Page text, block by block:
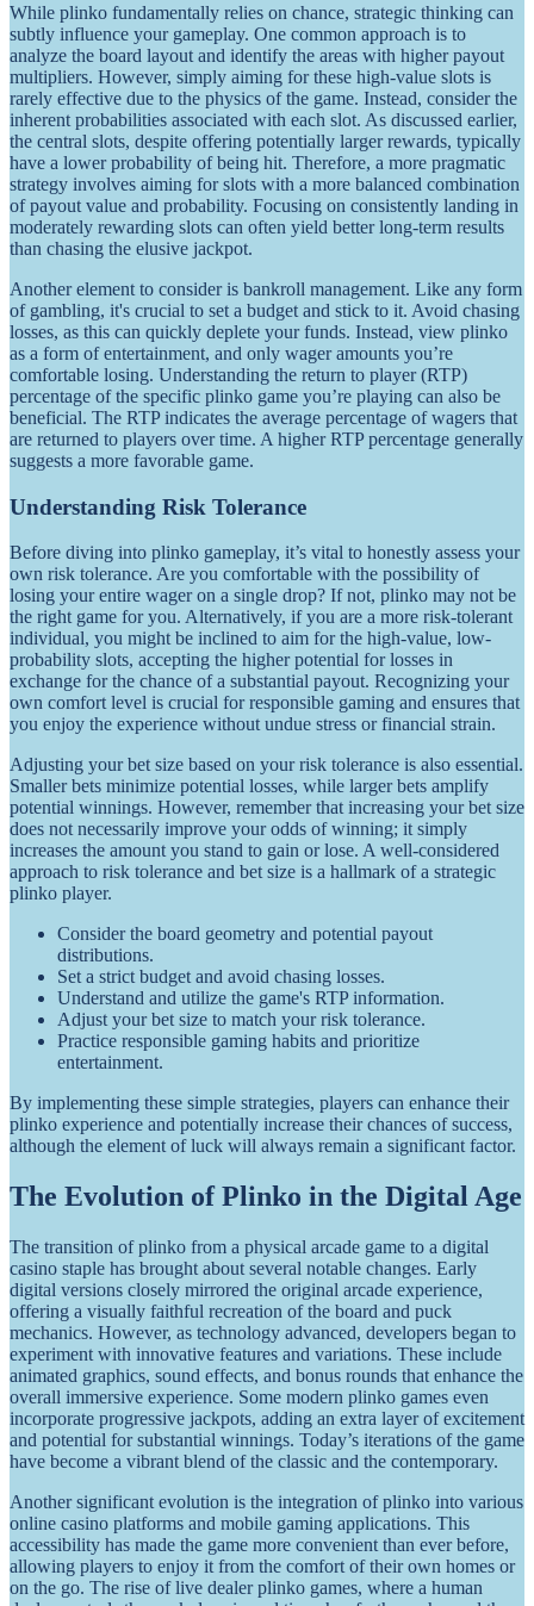
While plinko fundamentally relies on chance, strategic thinking can
subtly influence your gameplay. One common approach is to
analyze the board layout and identify the areas with higher payout
multipliers. However, simply aiming for these high-value slots is
rarely effective due to the physics of the game. Instead, consider the
inherent probabilities associated with each slot. As discussed earlier,
the central slots, despite offering potentially larger rewards, typically
have a lower probability of being hit. Therefore, a more pragmatic
strategy involves aiming for slots with a more balanced combination
of payout value and probability. Focusing on consistently landing in
moderately rewarding slots can often yield better long-term results
than chasing the elusive jackpot.
Another element to consider is bankroll management. Like any form
of gambling, it's crucial to set a budget and stick to it. Avoid chasing
losses, as this can quickly deplete your funds. Instead, view plinko
as a form of entertainment, and only wager amounts you’re
comfortable losing. Understanding the return to player (RTP)
percentage of the specific plinko game you’re playing can also be
beneficial. The RTP indicates the average percentage of wagers that
are returned to players over time. A higher RTP percentage generally
suggests a more favorable game.
Understanding Risk Tolerance
Before diving into plinko gameplay, it’s vital to honestly assess your
own risk tolerance. Are you comfortable with the possibility of
losing your entire wager on a single drop? If not, plinko may not be
the right game for you. Alternatively, if you are a more risk-tolerant
individual, you might be inclined to aim for the high-value, low-
probability slots, accepting the higher potential for losses in
exchange for the chance of a substantial payout. Recognizing your
own comfort level is crucial for responsible gaming and ensures that
you enjoy the experience without undue stress or financial strain.
Adjusting your bet size based on your risk tolerance is also essential.
Smaller bets minimize potential losses, while larger bets amplify
potential winnings. However, remember that increasing your bet size
does not necessarily improve your odds of winning; it simply
increases the amount you stand to gain or lose. A well-considered
approach to risk tolerance and bet size is a hallmark of a strategic
plinko player.
Consider the board geometry and potential payout
distributions.
Set a strict budget and avoid chasing losses.
Understand and utilize the game's RTP information.
Adjust your bet size to match your risk tolerance.
Practice responsible gaming habits and prioritize
entertainment.
By implementing these simple strategies, players can enhance their
plinko experience and potentially increase their chances of success,
although the element of luck will always remain a significant factor.
The Evolution of Plinko in the Digital Age
The transition of plinko from a physical arcade game to a digital
casino staple has brought about several notable changes. Early
digital versions closely mirrored the original arcade experience,
offering a visually faithful recreation of the board and puck
mechanics. However, as technology advanced, developers began to
experiment with innovative features and variations. These include
animated graphics, sound effects, and bonus rounds that enhance the
overall immersive experience. Some modern plinko games even
incorporate progressive jackpots, adding an extra layer of excitement
and potential for substantial winnings. Today’s iterations of the game
have become a vibrant blend of the classic and the contemporary.
Another significant evolution is the integration of plinko into various
online casino platforms and mobile gaming applications. This
accessibility has made the game more convenient than ever before,
allowing players to enjoy it from the comfort of their own homes or
on the go. The rise of live dealer plinko games, where a human